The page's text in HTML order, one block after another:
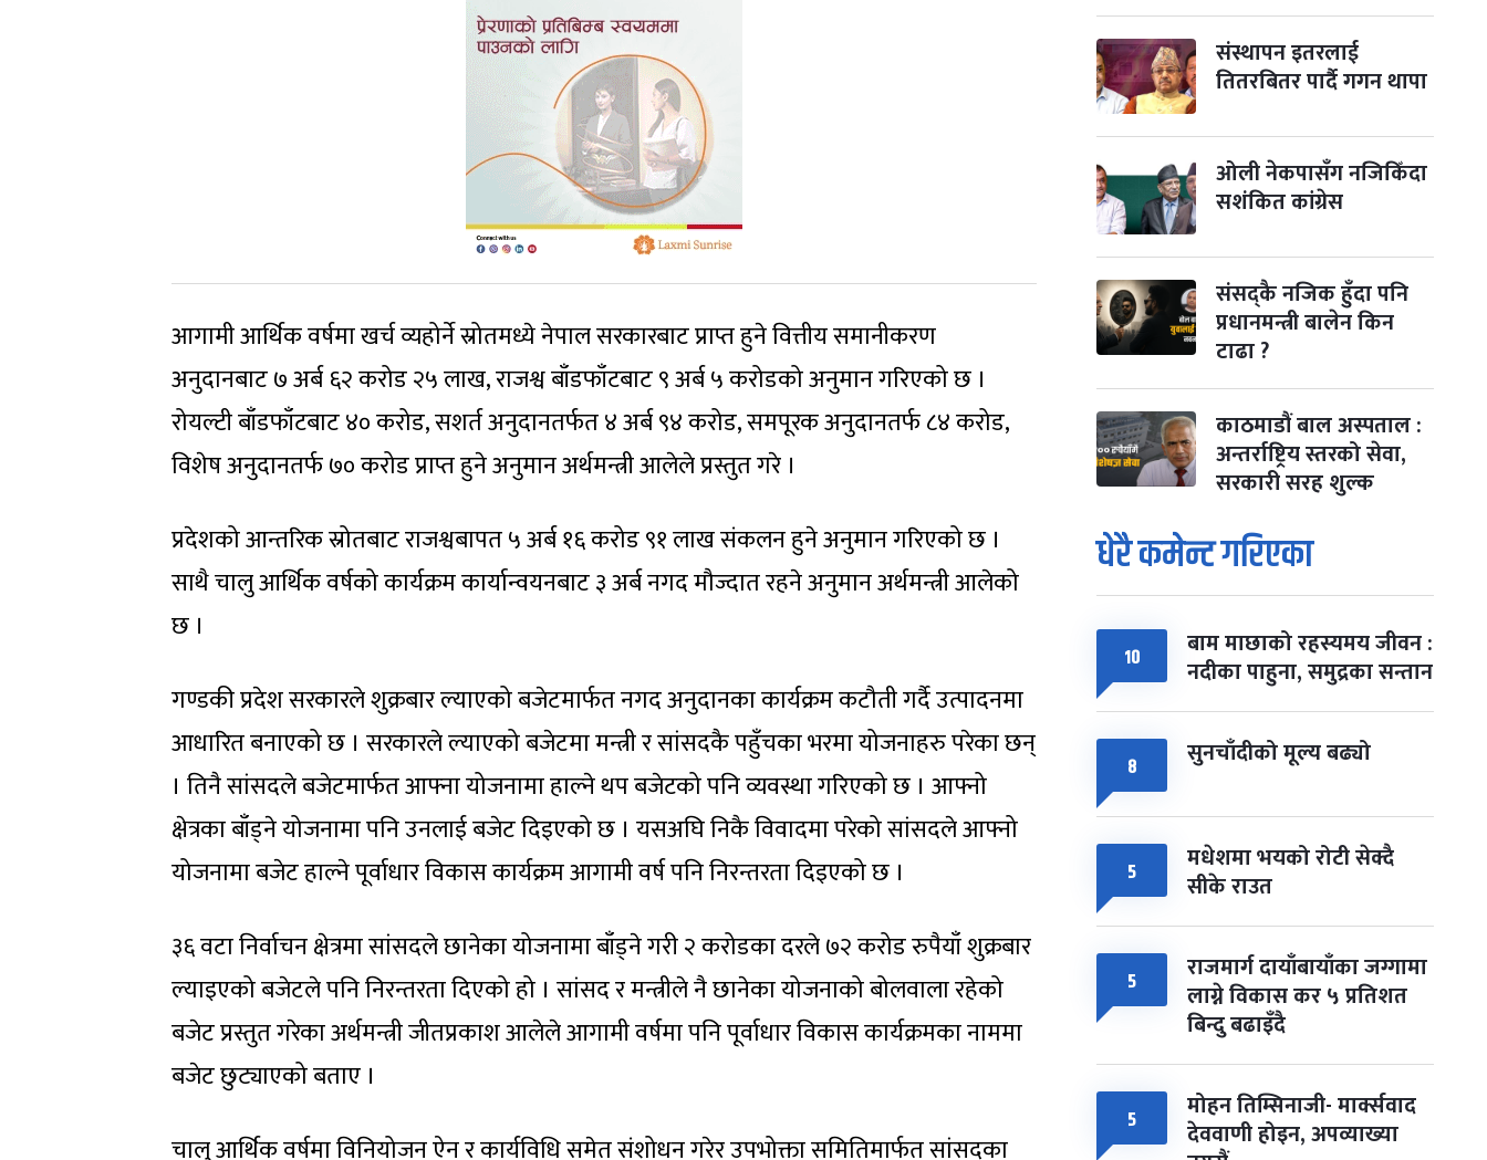
आगामी आर्थिक वर्षमा खर्च व्यहोर्ने स्रोतमध्ये नेपाल सरकारबाट प्राप्त हुने वित्तीय समानीकरण
अनुदानबाट ७ अर्ब ६२ करोड २५ लाख, राजश्व बाँडफाँटबाट ९ अर्ब ५ करोडको अनुमान गरिएको छ ।
रोयल्टी बाँडफाँटबाट ४० करोड, सशर्त अनुदानतर्फत ४ अर्ब ९४ करोड, समपूरक अनुदानतर्फ ८४ करोड,
विशेष अनुदानतर्फ ७० करोड प्राप्त हुने अनुमान अर्थमन्त्री आलेले प्रस्तुत गरे ।
प्रदेशको आन्तरिक स्रोतबाट राजश्वबापत ५ अर्ब १६ करोड ९१ लाख संकलन हुने अनुमान गरिएको छ ।
साथै चालु आर्थिक वर्षको कार्यक्रम कार्यान्वयनबाट ३ अर्ब नगद मौज्दात रहने अनुमान अर्थमन्त्री आलेको
छ ।
गण्डकी प्रदेश सरकारले शुक्रबार ल्याएको बजेटमार्फत नगद अनुदानका कार्यक्रम कटौती गर्दै उत्पादनमा
आधारित बनाएको छ । सरकारले ल्याएको बजेटमा मन्त्री र सांसदकै पहुँचका भरमा योजनाहरु परेका छन्
। तिनै सांसदले बजेटमार्फत आफ्ना योजनामा हाल्ने थप बजेटको पनि व्यवस्था गरिएको छ । आफ्नो
क्षेत्रका बाँड्ने योजनामा पनि उनलाई बजेट दिइएको छ । यसअघि निकै विवादमा परेको सांसदले आफ्नो
योजनामा बजेट हाल्ने पूर्वाधार विकास कार्यक्रम आगामी वर्ष पनि निरन्तरता दिइएको छ ।
३६ वटा निर्वाचन क्षेत्रमा सांसदले छानेका योजनामा बाँड्ने गरी २ करोडका दरले ७२ करोड रुपैयाँ शुक्रबार
ल्याइएको बजेटले पनि निरन्तरता दिएको हो । सांसद र मन्त्रीले नै छानेका योजनाको बोलवाला रहेको
बजेट प्रस्तुत गरेका अर्थमन्त्री जीतप्रकाश आलेले आगामी वर्षमा पनि पूर्वाधार विकास कार्यक्रमका नाममा
बजेट छुट्याएको बताए ।
चालु आर्थिक वर्षमा विनियोजन ऐन र कार्यविधि समेत संशोधन गरेर उपभोक्ता समितिमार्फत सांसदका
संस्थापन इतरलाई
तितरबितर पार्दै गगन थापा
ओली नेकपासँग नजिकिँदा
सशंकित कांग्रेस
संसद्कै नजिक हुँदा पनि
प्रधानमन्त्री बालेन किन
टाढा ?
काठमाडौं बाल अस्पताल :
अन्तर्राष्ट्रिय स्तरको सेवा,
सरकारी सरह शुल्क
धेरै कमेन्ट गरिएका
१० बाम माछाको रहस्यमय जीवन :
नदीका पाहुना, समुद्रका सन्तान
८ सुनचाँदीको मूल्य बढ्यो
५ मधेशमा भयको रोटी सेक्दै
सीके राउत
५ राजमार्ग दायाँबायाँका जग्गामा
लाग्ने विकास कर ५ प्रतिशत
बिन्दु बढाइँदै
५ मोहन तिम्सिनाजी- मार्क्सवाद
देववाणी होइन, अपव्याख्या